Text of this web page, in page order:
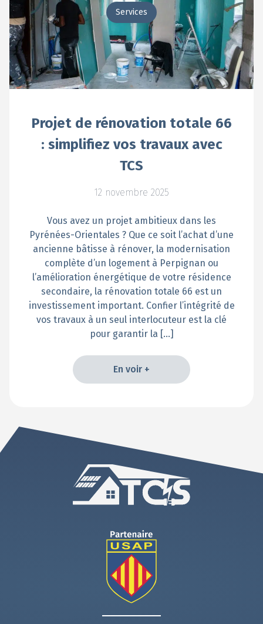
Services
Projet de rénovation totale 66
: simplifiez vos travaux avec
TCS
12 novembre 2025
Vous avez un projet ambitieux dans les
Pyrénées-Orientales ? Que ce soit l’achat d’une
ancienne bâtisse à rénover, la modernisation
complète d’un logement à Perpignan ou
l’amélioration énergétique de votre résidence
secondaire, la rénovation totale 66 est un
investissement important. Confier l’intégrité de
vos travaux à un seul interlocuteur est la clé
pour garantir la […]
En voir +